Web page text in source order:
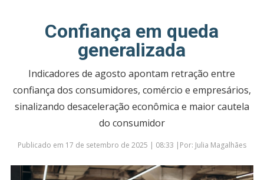
Confiança em queda
generalizada
Indicadores de agosto apontam retração entre
confiança dos consumidores, comércio e empresários,
sinalizando desaceleração econômica e maior cautela
do consumidor
Publicado em 17 de setembro de 2025 | 08:33 |Por: Julia Magalhães